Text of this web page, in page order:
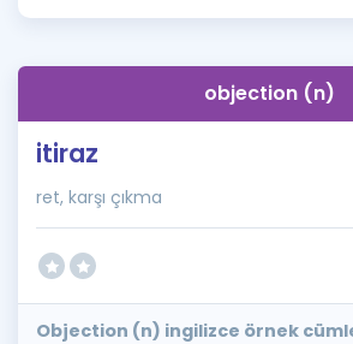
İngilizce Gramer
objection (n)
itiraz
ret, karşı çıkma
Objection (n) ingilizce örnek